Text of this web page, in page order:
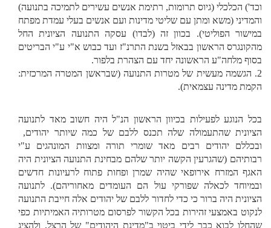
וכד') הכלכלי (גיוס תרומות, רתימת אנשים עשירים לתמיכה בתנועה)
והמדיני (משא ומתן עם שליטי מדינות ועם אנשים בעלי עמדת מפתח
במישור הפוליטי). בכוון זה (לבדו) עסקה התנועה הציונית החל
מהקונגרס הראשון בבאזל בשנת התרנ"ז ועד כבוש א"י ע"י הבריטים
בסוף מלחה"ע הראשונה יחד עם הצהרת בלפור.
2. הגשמה מעשית של מטרות התנועה (שבראשן המטרה המרכזית:
הקמת מדינה עצמאית).
בכל הנוגע לפעילות בכיוון הראשון הנ"ל היה חשוב מאד לתנועה
הציונית שהתעמולה שלה תכנס ללבם של כמה שיותר יהודים,
ובכללם יהודים רבים מאד שומרי תורה ומצוות המונהגים ע"י
רבותיהם (שהגרעין הקשה יותר שלהם מבחינת התנועה הציונית היה
האגף המזרח אירופאי שהיה שמרן ופחות פתוח לרעיונות חדשים
ובמיוחד לכאלה שפורקי עול הם העומדים מאחוריהם). לתנועה
הציונית היה ברור כי כדי לחדור ללבם של יהודים אלה חייבת התנועה
לנקוט באמצעי זהירות בכל הקשור לפרסום מטרותיה האמיתיות כפי
שהחלו לבוא כבר לידי ביטוי ב"מדינת היהודים" של הרצל, ולהציג